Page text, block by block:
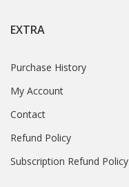
EXTRA
Purchase History
My Account
Contact
Refund Policy
Subscription Refund Policy